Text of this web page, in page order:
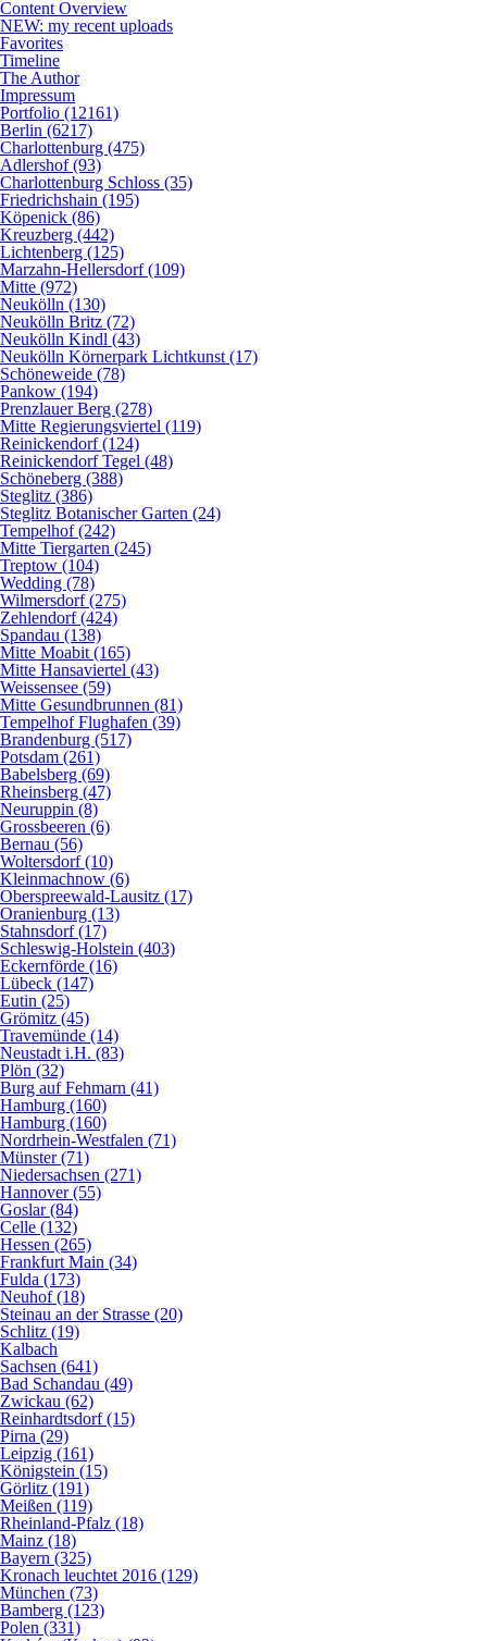
Content Overview
NEW: my recent uploads
Favorites
Timeline
The Author
Impressum
Portfolio (12161)
Berlin (6217)
Charlottenburg (475)
Adlershof (93)
Charlottenburg Schloss (35)
Friedrichshain (195)
Köpenick (86)
Kreuzberg (442)
Lichtenberg (125)
Marzahn-Hellersdorf (109)
Mitte (972)
Neukölln (130)
Neukölln Britz (72)
Neukölln Kindl (43)
Neukölln Körnerpark Lichtkunst (17)
Schöneweide (78)
Pankow (194)
Prenzlauer Berg (278)
Mitte Regierungsviertel (119)
Reinickendorf (124)
Reinickendorf Tegel (48)
Schöneberg (388)
Steglitz (386)
Steglitz Botanischer Garten (24)
Tempelhof (242)
Mitte Tiergarten (245)
Treptow (104)
Wedding (78)
Wilmersdorf (275)
Zehlendorf (424)
Spandau (138)
Mitte Moabit (165)
Mitte Hansaviertel (43)
Weissensee (59)
Mitte Gesundbrunnen (81)
Tempelhof Flughafen (39)
Brandenburg (517)
Potsdam (261)
Babelsberg (69)
Rheinsberg (47)
Neuruppin (8)
Grossbeeren (6)
Bernau (56)
Woltersdorf (10)
Kleinmachnow (6)
Oberspreewald-Lausitz (17)
Oranienburg (13)
Stahnsdorf (17)
Schleswig-Holstein (403)
Eckernförde (16)
Lübeck (147)
Eutin (25)
Grömitz (45)
Travemünde (14)
Neustadt i.H. (83)
Plön (32)
Burg auf Fehmarn (41)
Hamburg (160)
Hamburg (160)
Nordrhein-Westfalen (71)
Münster (71)
Niedersachsen (271)
Hannover (55)
Goslar (84)
Celle (132)
Hessen (265)
Frankfurt Main (34)
Fulda (173)
Neuhof (18)
Steinau an der Strasse (20)
Schlitz (19)
Kalbach
Sachsen (641)
Bad Schandau (49)
Zwickau (62)
Reinhardtsdorf (15)
Pirna (29)
Leipzig (161)
Königstein (15)
Görlitz (191)
Meißen (119)
Rheinland-Pfalz (18)
Mainz (18)
Bayern (325)
Kronach leuchtet 2016 (129)
München (73)
Bamberg (123)
Polen (331)